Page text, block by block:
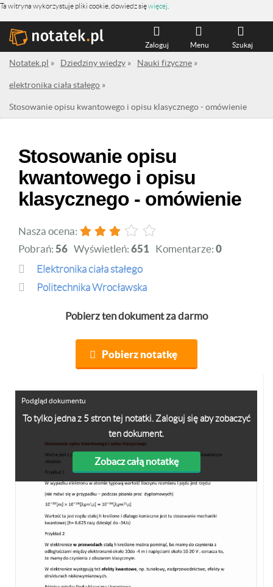
Ta witryna wykorzystuje pliki cookie, dowiedz sięwięcej
Szukaj
Menu
Zaloguj
Notatek.pl » Dziedziny wiedzy » Nauki fizyczne »
elektronika ciała stałego »
Stosowanie opisu kwantowego i opisu klasycznego - omówienie
Stosowanie opisu
kwantowego i opisu
klasycznego - omówienie
Nasza ocena:
Pobrań: 56 Wyświetleń: 651 Komentarze: 0
elektronika ciała stałego
Politechnika Wrocławska
Pobierz ten dokument za darmo
Pobierz notatkę
To tylko jedna z 5 stron tej notatki. Zaloguj się aby zobaczyć
ten dokument.
Zobacz całą notatkę
Podgląd dokumentu